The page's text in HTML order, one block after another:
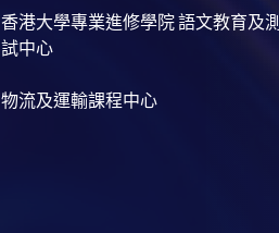
香港大學專業進修學院 語文教育及測
試中心
物流及運輸課程中心